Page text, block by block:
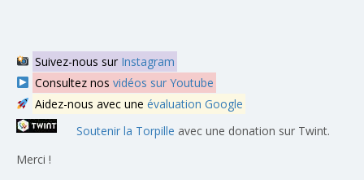
Suivez-nous sur Instagram
Consultez nos vidéos sur Youtube
Aidez-nous avec une évaluation Google
Soutenir la Torpille avec une donation sur Twint.
Merci !